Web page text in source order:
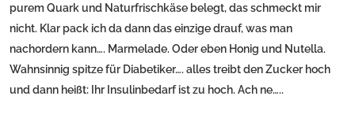
purem Quark und Naturfrischkäse belegt, das schmeckt mir
nicht. Klar pack ich da dann das einzige drauf, was man
nachordern kann…. Marmelade. Oder eben Honig und Nutella.
Wahnsinnig spitze für Diabetiker…. alles treibt den Zucker hoch
und dann heißt: Ihr Insulinbedarf ist zu hoch. Ach ne…..